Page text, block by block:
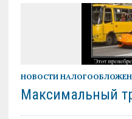
НОВОСТИ
Максимальный